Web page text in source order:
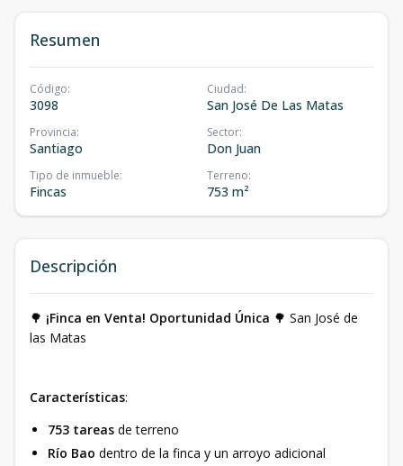
Resumen
Código:
3098
Ciudad:
San José De Las Matas
Provincia:
Santiago
Sector:
Don Juan
Tipo de inmueble:
Fincas
Terreno:
753 m²
Descripción
🌳 ¡Finca en Venta! Oportunidad Única 🌳 San José de
las Matas
Características:
753 tareas de terreno
Río Bao dentro de la finca y un arroyo adicional